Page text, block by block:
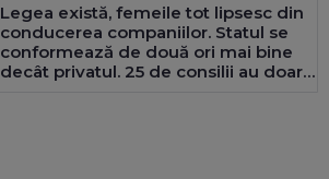
Legea există, femeile tot lipsesc din
conducerea companiilor. Statul se
conformează de două ori mai bine
decât privatul. 25 de consilii au doar